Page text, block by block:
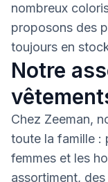
nombreux
proposons des
toujours en
Notre
Chez Zeeman,
toute la famille :
femmes et les
assortiment,